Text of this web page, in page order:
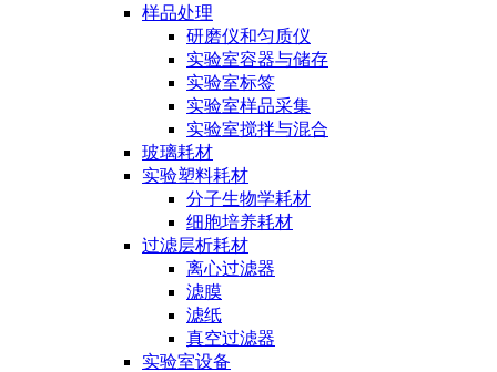
样品处理
研磨仪和匀质仪
实验室容器与储存
实验室标签
实验室样品采集
实验室搅拌与混合
玻璃耗材
实验塑料耗材
分子生物学耗材
细胞培养耗材
过滤层析耗材
离心过滤器
滤膜
滤纸
真空过滤器
实验室设备